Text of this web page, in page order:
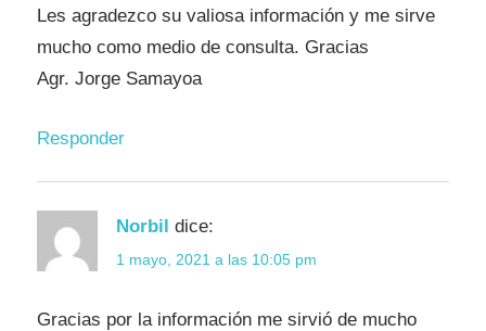
Les agradezco su valiosa información y me sirve
mucho como medio de consulta. Gracias
Agr. Jorge Samayoa
Responder
Norbil dice:
1 mayo, 2021 a las 10:05 pm
Gracias por la información me sirvió de mucho